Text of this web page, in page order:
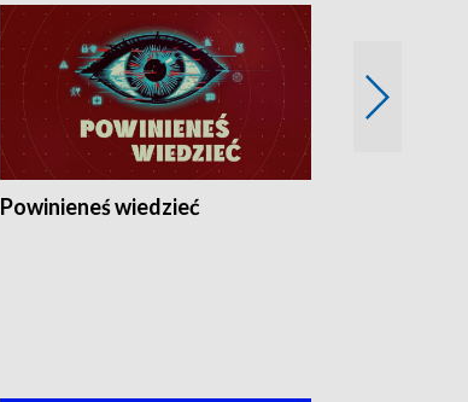
Powinieneś wiedzieć